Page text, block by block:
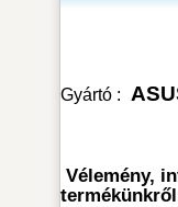
Gyártó :
Vélemény,